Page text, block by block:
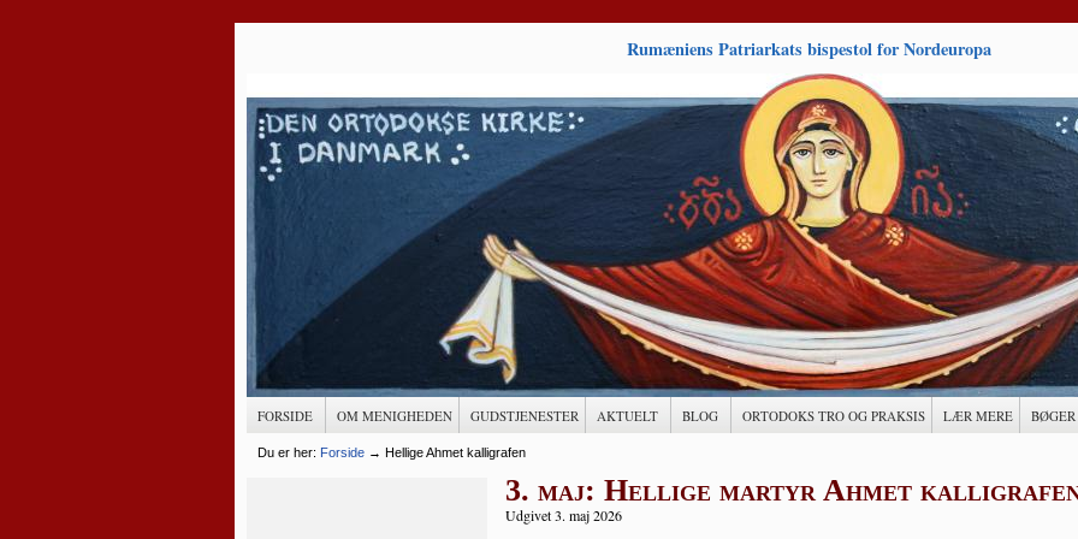
Rumæniens Patriarkats bispestol for Nordeuropa
FORSIDE OM MENIGHEDEN GUDSTJENESTER AKTUELT BLOG ORTODOKS TRO OG PRAKSIS LÆR MERE BØGER
Du er her: Forside→ Hellige Ahmet kalligrafen
3. maj: Hellige martyr Ahmet
Udgivet 3. maj 2026